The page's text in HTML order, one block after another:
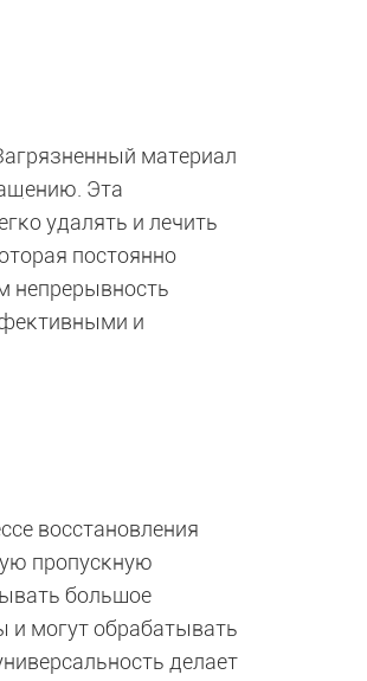
материал
Эта
удалять и лечить
постоянно
непрерывность
и
восстановления
пропускную
большое
и могут обрабатывать
делает